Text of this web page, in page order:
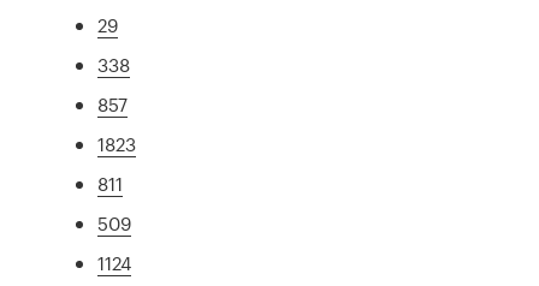
29
338
857
1823
811
509
1124